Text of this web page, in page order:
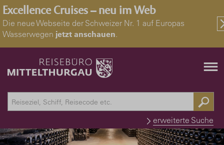
Excellence Cruises – neu im Web
Die neue Webseite der Schweizer Nr. 1 auf Europas
Wasserwegen jetzt anschauen.
erweiterte Suche